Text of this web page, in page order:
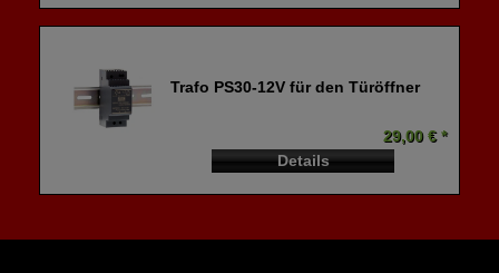
Trafo PS30-12V für den Türöffner
29,00 € *
Details